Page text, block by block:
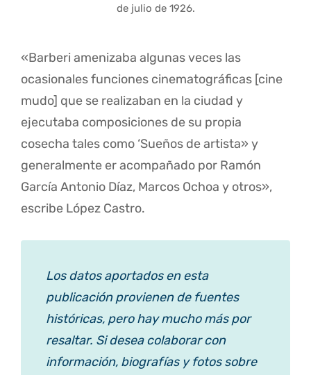
de julio de 1926.
«Barberi amenizaba algunas veces las
ocasionales funciones cinematográficas [cine
mudo] que se realizaban en la ciudad y
ejecutaba composiciones de su propia
cosecha tales como ‘Sueños de artista» y
generalmente er acompañado por Ramón
García Antonio Díaz, Marcos Ochoa y otros»,
escribe López Castro.
Los datos aportados en esta
publicación provienen de fuentes
históricas, pero hay mucho más por
resaltar. Si desea colaborar con
información, biografías y fotos sobre